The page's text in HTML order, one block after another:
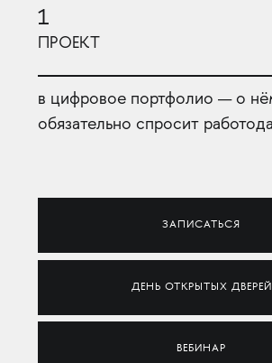
1
ПРОЕКТ
в цифровое портфолио — о
обязательно спросит
ЗАПИСАТЬСЯ
ДЕНЬ ОТКРЫТЫХ ДВЕРЕЙ
ВЕБИНАР